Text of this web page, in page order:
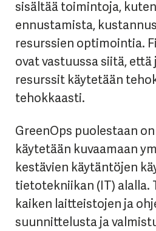
sisältää toimintoja,
ennustamista,
resurssien optimointia.
ovat vastuussa siitä,
resurssit käytetään
tehokkaasti.
GreenOps puolestaan
käytetään kuvaamaan
kestävien käytäntöjen
tietotekniikan (IT) alalla.
kaiken laitteistojen ja
suunnittelusta ja